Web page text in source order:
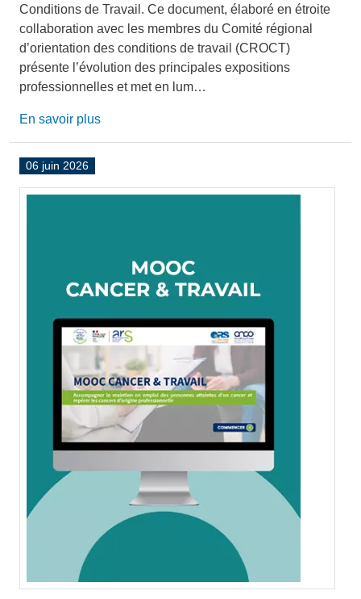
Conditions de Travail. Ce document, élaboré en étroite
collaboration avec les membres du Comité régional
d’orientation des conditions de travail (CROCT)
présente l’évolution des principales expositions
professionnelles et met en lum…
En savoir plus
06 juin 2026